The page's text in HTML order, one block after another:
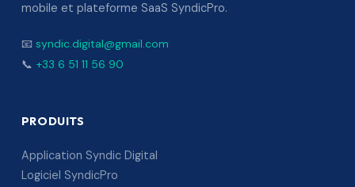
mobile et plateforme SaaS SyndicPro.
📧 syndic.digital@gmail.com
📞 +33 6 51 11 56 90
PRODUITS
Application Syndic Digital
Logiciel SyndicPro